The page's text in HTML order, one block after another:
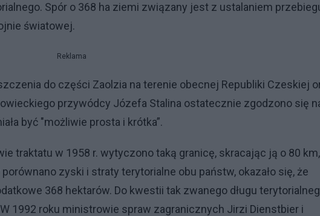
Spór o 368 ha ziemi związany jest z ustalaniem
światowej.
Reklama
do części Zaolzia na terenie obecnej Republiki Czeskiej
przywódcy Józefa Stalina ostatecznie zgodzono się
być "możliwie prosta i krótka”.
traktatu w 1958 r. wytyczono taką granicę, skracając ją o 80
zyski i straty terytorialne obu państw, okazało się, że
368 hektarów. Do kwestii tak zwanego długu
1992 roku ministrowie spraw zagranicznych Jirzi Dienstbier i